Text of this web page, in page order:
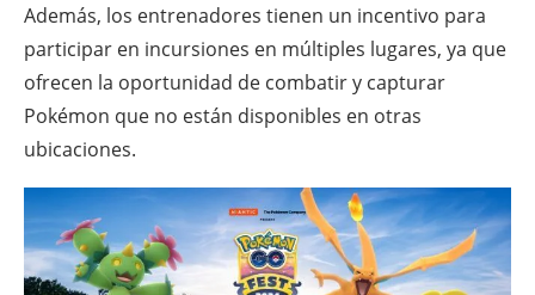
Además, los entrenadores tienen un incentivo para
participar en incursiones en múltiples lugares, ya que
ofrecen la oportunidad de combatir y capturar
Pokémon que no están disponibles en otras
ubicaciones.